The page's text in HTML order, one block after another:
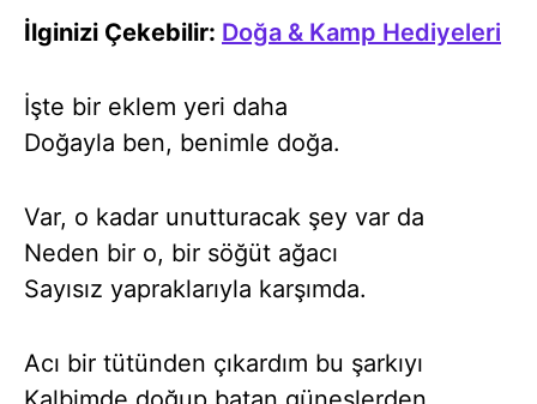
İlginizi Çekebilir: Doğa & Kamp Hediyeleri
İşte bir eklem yeri daha
Doğayla ben, benimle doğa.
Var, o kadar unutturacak şey var da
Neden bir o, bir söğüt ağacı
Sayısız yapraklarıyla karşımda.
Acı bir tütünden çıkardım bu şarkıyı